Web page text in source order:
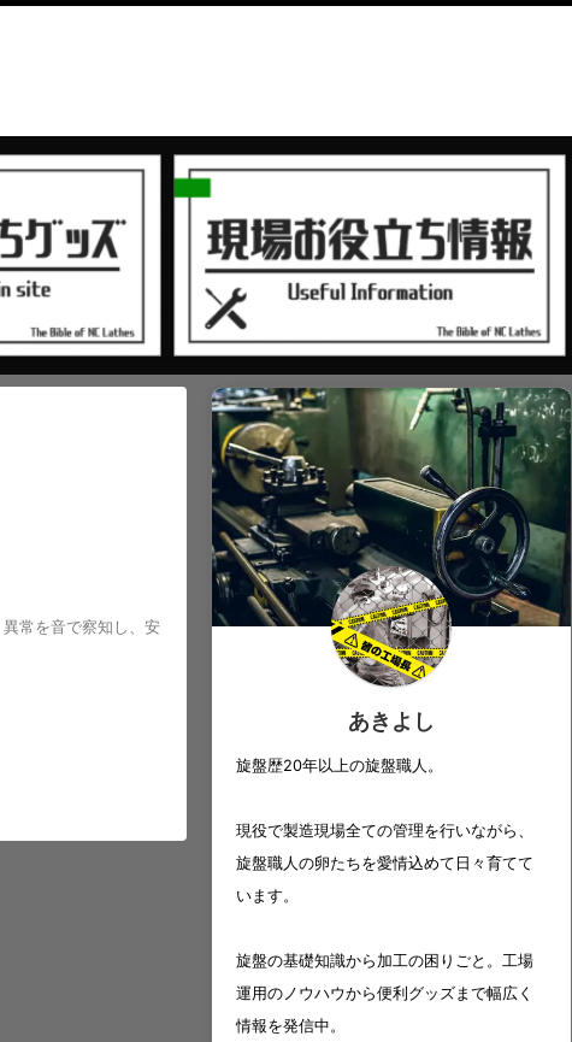
常を音で察知し、安
あきよし
旋盤歴20年以上の旋盤職人。
現役で製造現場全ての管理を行いながら、
旋盤職人の卵たちを愛情込めて日々育てて
います。
旋盤の基礎知識から加工の困りごと。工場
運用のノウハウから便利グッズまで幅広く
情報を発信中。